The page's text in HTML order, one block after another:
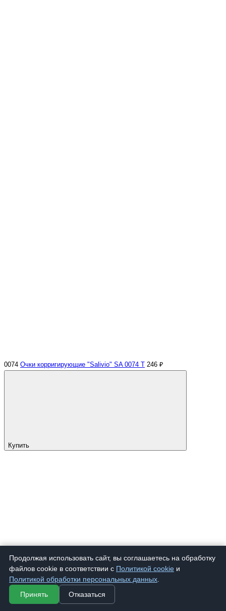
0074 Очки корригирующие "Salivio" SA 0074 Т 246 ₽
Купить
Продолжая использовать сайт, вы соглашаетесь на обработку
файлов cookie в соответствии с Политикой cookie и
Политикой обработки персональных данных
Принять
Отказаться